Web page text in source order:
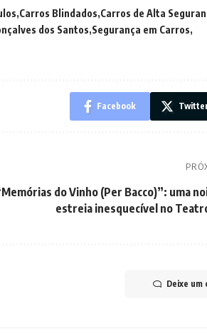
Carros Blindados Carros de Alta
dos Santos Segurança em Carros
Facebook
do Vinho (Per Bacco)”: uma
estreia inesquecível no
Deixe um